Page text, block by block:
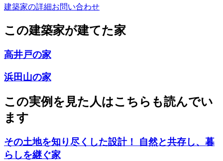
建築家の詳細お問い合わせ
この建築家が建てた家
高井戸の家
浜田山の家
この実例を見た人はこちらも読んでい
ます
その土地を知り尽くした設計！ 自然と共存し、暮
らしを継ぐ家